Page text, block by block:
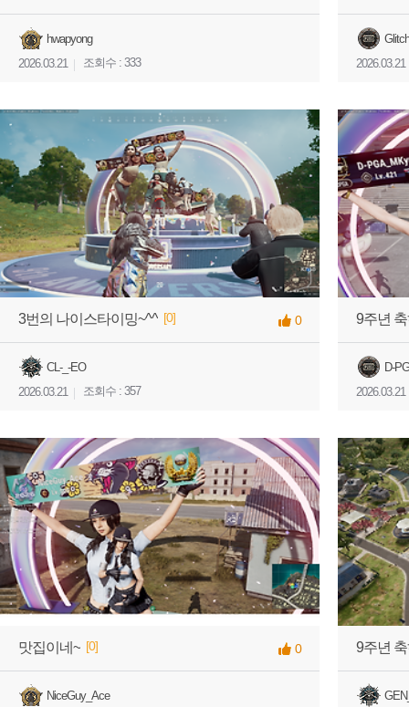
hwapyong
2026.03.21
조회수 : 333
2026.03.21
0
[0]
3번의 나이스타이밍~^^
CL-_-EO
2026.03.21
조회수 : 357
9주년
D-
2026.03.21
0
[0]
맛집이네~
NiceGuy_Ace
9주년